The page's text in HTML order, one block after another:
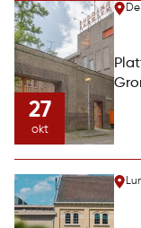
27
okt